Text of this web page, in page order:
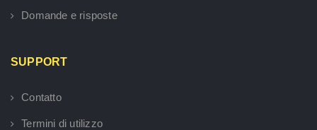
Domande e risposte
SUPPORT
Contatto
Termini di utilizzo